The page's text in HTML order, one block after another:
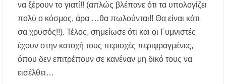
να ξέρουν το γιατί!! (απλώς βλέπανε ότι τα υπολογίζει
πολύ ο κόσμος, άρα …θα πωλούνται!! Θα είναι κάτι
σα χρυσός!!). Τέλος, σημείωσε ότι και οι Γυμνιστές
έχουν στην κατοχή τους περιοχές περιφραγμένες,
όπου δεν επιτρέπουν σε κανέναν μη δικό τους να
εισέλθει…